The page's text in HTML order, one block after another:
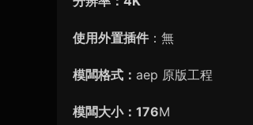
使用外置插件：無
模闆格式： aep 原版工程
模闆大小：176M